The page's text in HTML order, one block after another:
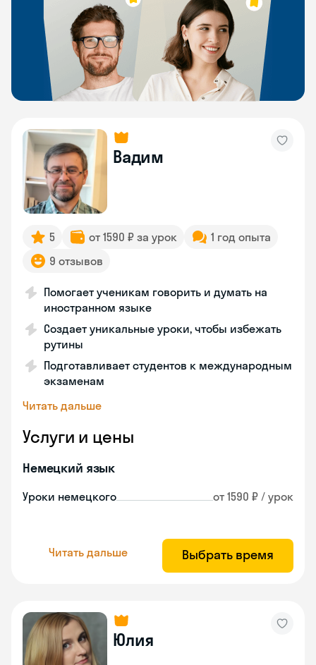
Вадим
5 от 1590 ₽ за урок
1 год опыта
9 отзывов
Помогает ученикам говорить и думать на
иностранном языке
Создает уникальные уроки, чтобы избежать
рутины
Подготавливает студентов к международным
экзаменам
Читать дальше
Услуги и цены
Немецкий язык
Уроки немецкого от 1590 ₽ / урок
Читать дальше Выбрать время
Юлия